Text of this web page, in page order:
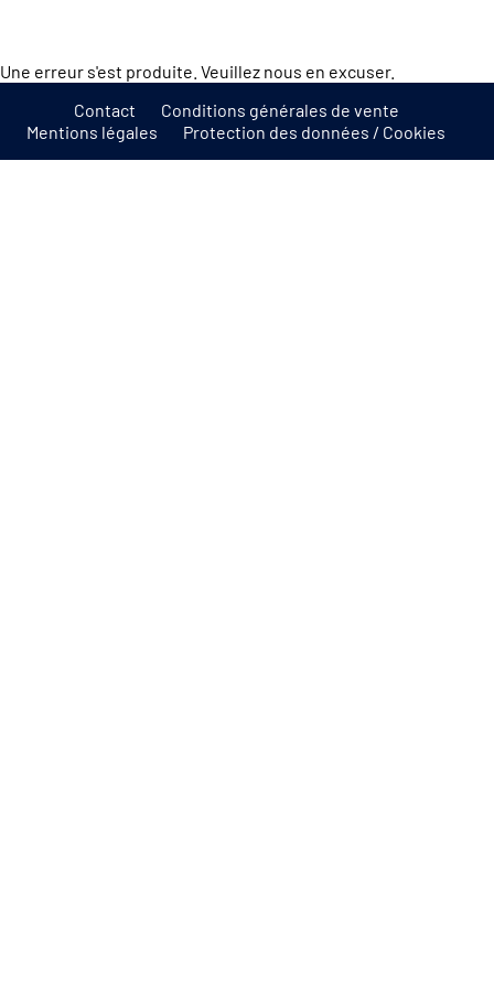
Une erreur s'est produite. Veuillez nous en excuser.
Contact
Conditions générales de vente
Mentions légales
Protection des données / Cookies